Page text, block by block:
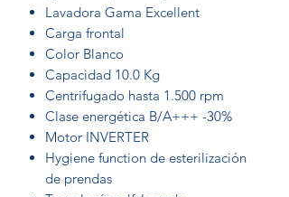
Lavadora Gama Excellent
Carga frontal
Color Blanco
Capacidad 10.0 Kg
Centrifugado hasta 1.500 rpm
Clase energética B/A+++ -30%
Motor INVERTER
Hygiene function de esterilización
de prendas